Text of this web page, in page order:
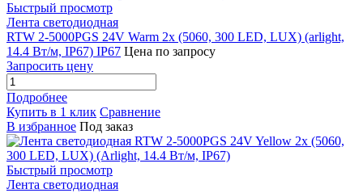
Быстрый просмотр
Лента светодиодная
RTW 2-5000PGS 24V Warm 2x (5060, 300 LED, LUX) (arlight,
14.4 Вт/м, IP67) IP67 Цена по запросу
Запросить цену
Подробнее
Купить в 1 клик Сравнение
В избранное Под заказ
Быстрый просмотр
Лента светодиодная